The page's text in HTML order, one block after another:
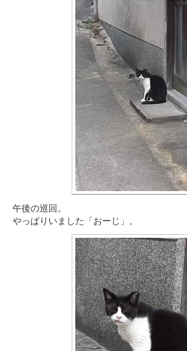
午後の巡回。
やっぱりいました「おーじ」。